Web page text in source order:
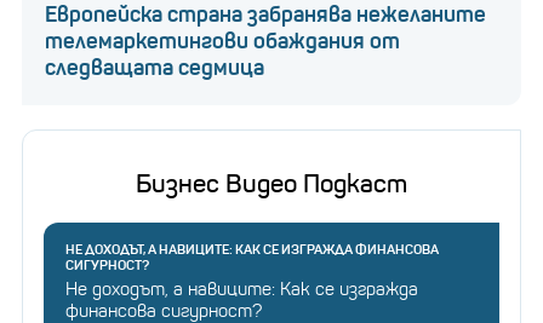
Европейска страна забранява нежеланите
телемаркетингови обаждания от
следващата седмица
Бизнес Видео Подкаст
НЕ ДОХОДЪТ, А НАВИЦИТЕ: КАК СЕ ИЗГРАЖДА ФИНАНСОВА
СИГУРНОСТ?
Не доходът, а навиците: Как се изгражда
финансова сигурност?